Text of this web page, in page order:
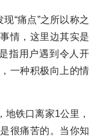
“痛点”之所以称之
情，这里边其实是
指用户遇到令人开
一种积极向上的情
铁口离家1公里，
很痛苦的。当你知